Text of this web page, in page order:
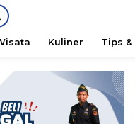
Kuliner Tips &